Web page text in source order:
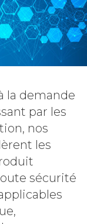
la demande
par les
nos
les
sécurité